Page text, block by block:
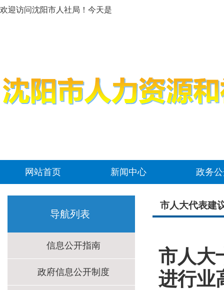
欢迎访问沈阳市人社局！今天是
网站首页 新闻中心 政务
导航列表
信息公开指南
政府信息公开制度
市人大代表建
市人大
进行业